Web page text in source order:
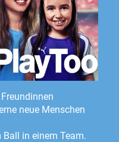
neue Menschen
in einem Team.